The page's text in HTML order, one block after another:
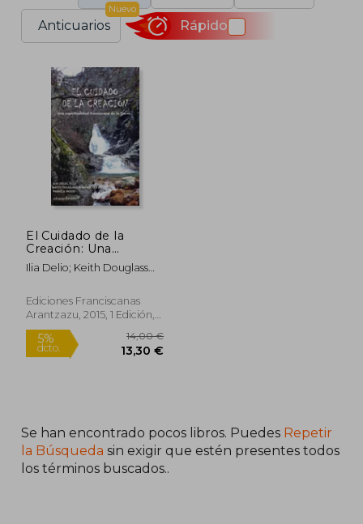
Anticuarios
Nuevo
Rápido
El Cuidado de la
Creación: Una
Espiritualidad
Franciscana de la
Francisco)
Ilia Delio; Keith Douglass
Ediciones Franciscanas
Arantzazu, 2015, 1 Edición,
Tapa Blanda, Nuevo
5%
dcto.
14,00 €
13,30 €
Se han encontrado pocos libros. Puedes Repetir
la Búsqueda sin exigir que estén presentes todos
los términos buscados..